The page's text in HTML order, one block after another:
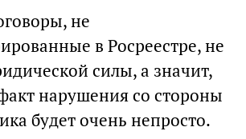
не
в Росреестре, не
силы, а значит,
нарушения со стороны
будет очень непросто.